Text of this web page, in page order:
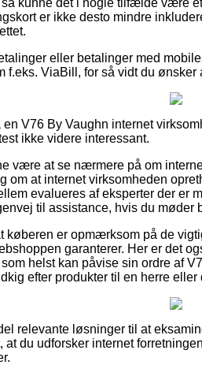
er ikke desto mindre
eller betalinger med
f.eks. ViaBill, for så vidt du
V76 By Vaughn internet
ikke videre interessant.
være at se nærmere på om
om at internet virksomheden
evalueres af eksperter der er
til assistance, hvis du møder
køberen er opmærksom på de
garanterer. Her er det
helst kan påvise sin ordre af
efter produkter til en herre eller
relevante løsninger til at
at du udforsker internet